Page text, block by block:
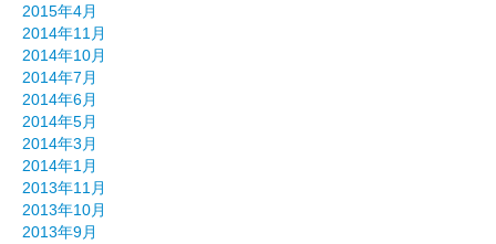
2015年4月
2014年11月
2014年10月
2014年7月
2014年6月
2014年5月
2014年3月
2014年1月
2013年11月
2013年10月
2013年9月